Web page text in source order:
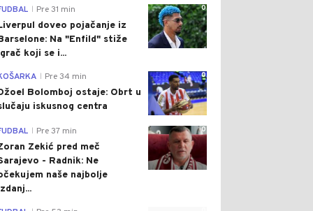
0
Pre 31 min
doveo pojačanje iz
Na "Enfild" stiže
koji se i...
0
Pre 34 min
Bolomboj ostaje: Obrt u
iskusnog centra
0
Pre 37 min
Zekić pred meč
- Radnik: Ne
naše najbolje